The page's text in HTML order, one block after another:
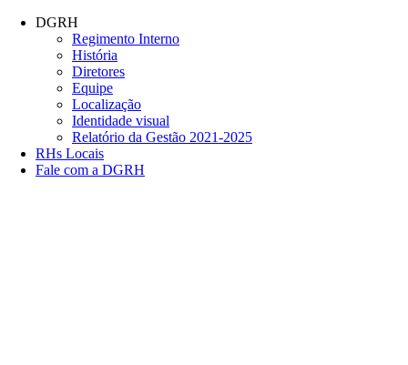
Conteúdo principal
DGRH
Regimento Interno
História
Diretores
Equipe
Localização
Identidade visual
Relatório da Gestão 2021-2025
RHs Locais
Fale com a DGRH